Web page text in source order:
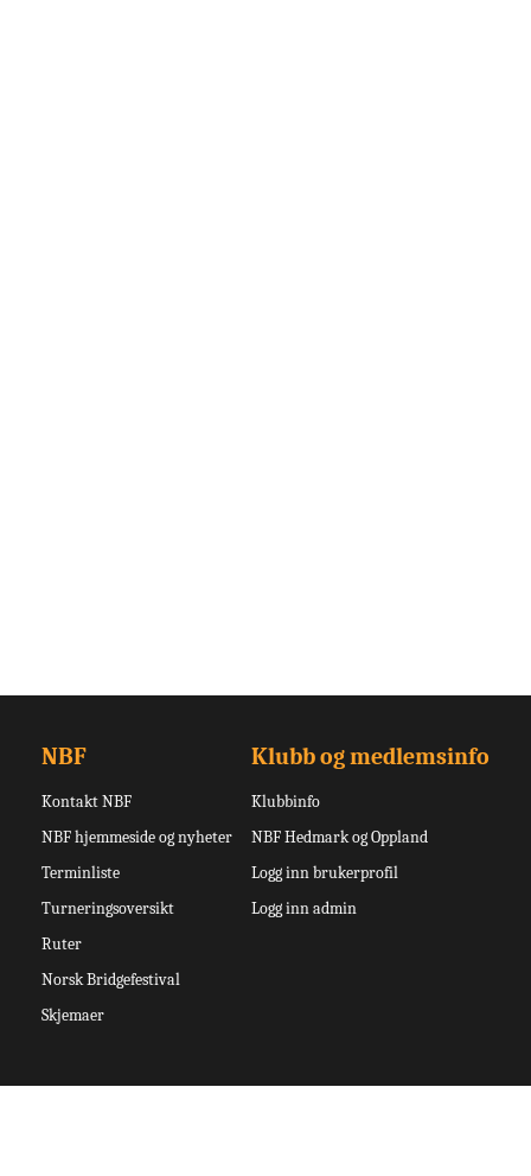
NBF
Kontakt NBF
NBF hjemmeside og nyheter
Terminliste
Turneringsoversikt
Ruter
Norsk Bridgefestival
Skjemaer
Klubb og medlemsinfo
Klubbinfo
NBF Hedmark og Oppland
Logg inn brukerprofil
Logg inn admin